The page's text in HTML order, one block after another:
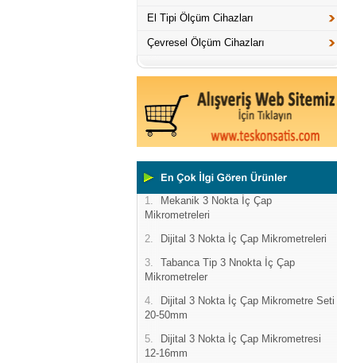
El Tipi Ölçüm Cihazları
Çevresel Ölçüm Cihazları
1.
Mekanik 3 Nokta İç Çap
Mikrometreleri
2.
Dijital 3 Nokta İç Çap Mikrometreleri
3.
Tabanca Tip 3 Nnokta İç Çap
Mikrometreler
4.
Dijital 3 Nokta İç Çap Mikrometre Seti
20-50mm
5.
Dijital 3 Nokta İç Çap Mikrometresi
12-16mm